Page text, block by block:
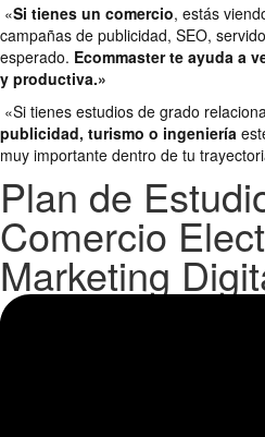
«Si tienes un comercio, estás
campañas de publicidad, SEO,
esperado. Ecommaster te ayuda a
y productiva.»
«Si tienes estudios de grado
publicidad, turismo o ingeniería
muy importante dentro de tu
Plan de
Comercio
Marketing